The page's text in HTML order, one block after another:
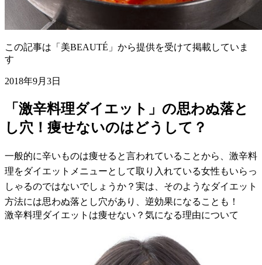
この記事は「美BEAUTÉ」から提供を受けて掲載していま
す
2018年9月3日
「激辛料理ダイエット」の思わぬ落と
し穴！痩せないのはどうして？
一般的に辛いものは痩せると言われていることから、激辛料
理をダイエットメニューとして取り入れている女性もいらっ
しゃるのではないでしょうか？実は、そのようなダイエット
方法には思わぬ落とし穴があり、逆効果になることも！
激辛料理ダイエットは痩せない？気になる理由について